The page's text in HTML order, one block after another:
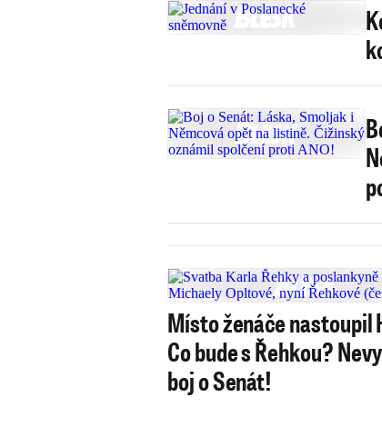
Místo ženáče nastoupil
Co bude s Řehkou?
boj o Senát!